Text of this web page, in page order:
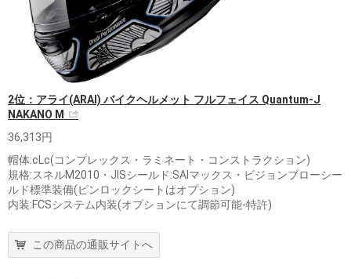
2位：アライ(ARAI) バイクヘルメット フルフェイス Quantum-J
NAKANO M
36,313円
帽体:cLc(コンプレックス・ラミネート・コンストラクション)
規格:スネルM2010・JISシールド:SAIマックス・ビジョンブローシー
ルド標準装備(ピンロックシートはオプション)
内装:FCSシステム内装(オプションにて調節可能‐特許)
この商品の通販サイトへ